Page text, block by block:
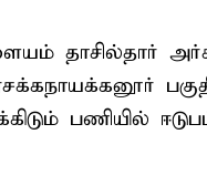
தாசில்தார்
பணியில்